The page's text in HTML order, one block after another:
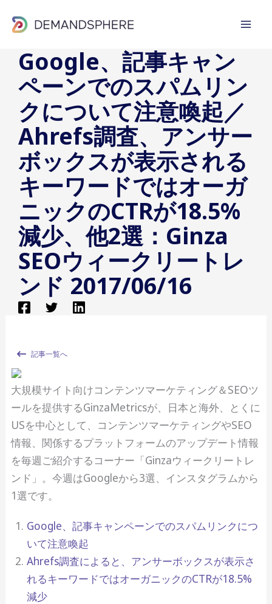
Google、記事キャン
ペーンでのスパムリン
クについて注意喚起／
Ahrefs調査、アンサー
ボックスが表示される
キーワードではオーガ
ニックのCTRが18.5%
減少、他2選：Ginza
SEOウィークリートレ
ンド 2017/06/16
記事一覧へ
大規模サイト向けコンテンツマーケティング＆SEOツ
ールを提供するGinzaMetricsが、日本と海外、とくに
USを中心として、コンテンツマーケティングやSEO
情報、関係するプラットフォームのアップデート情報
を毎週ご紹介するコーナー「Ginzaウィークリートレ
ンド」。今週はGoogleから3選、インスタグラムから
1選です。
Google、記事キャンペーンでのスパムリンクにつ
いて注意喚起
Ahrefs調査によると、アンサーボックスが表示さ
れるキーワードではオーガニックのCTRが18.5%
減少